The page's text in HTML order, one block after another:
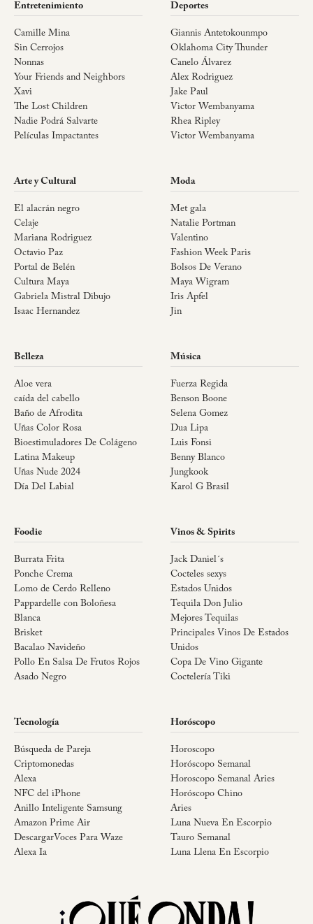
Entretenimiento
Camille Mina
Sin Cerrojos
Nonnas
Your Friends and Neighbors
Xavi
The Lost Children
Nadie Podrá Salvarte
Películas Impactantes
Deportes
Giannis Antetokounmpo
Oklahoma City Thunder
Canelo Álvarez
Alex Rodriguez
Jake Paul
Victor Wembanyama
Rhea Ripley
Victor Wembanyama
Arte y Cultural
El alacrán negro
Celaje
Mariana Rodriguez
Octavio Paz
Portal de Belén
Cultura Maya
Gabriela Mistral Dibujo
Isaac Hernandez
Moda
Met gala
Natalie Portman
Valentino
Fashion Week Paris
Bolsos De Verano
Maya Wigram
Iris Apfel
Jin
Belleza
Aloe vera
caída del cabello
Baño de Afrodita
Uñas Color Rosa
Bioestimuladores De Colágeno
Latina Makeup
Uñas Nude 2024
Día Del Labial
Música
Fuerza Regida
Benson Boone
Selena Gomez
Dua Lipa
Luis Fonsi
Benny Blanco
Jungkook
Karol G Brasil
Foodie
Burrata Frita
Ponche Crema
Lomo de Cerdo Relleno
Pappardelle con Boloñesa
Blanca
Brisket
Bacalao Navideño
Pollo En Salsa De Frutos Rojos
Asado Negro
Vinos & Spirits
Jack Daniel´s
Cocteles sexys
Estados Unidos
Tequila Don Julio
Mejores Tequilas
Principales Vinos De Estados
Unidos
Copa De Vino Gigante
Coctelería Tiki
Tecnología
Búsqueda de Pareja
Criptomonedas
Alexa
NFC del iPhone
Anillo Inteligente Samsung
Amazon Prime Air
DescargarVoces Para Waze
Alexa Ia
Horóscopo
Horoscopo
Horóscopo Semanal
Horoscopo Semanal Aries
Horóscopo Chino
Aries
Luna Nueva En Escorpio
Tauro Semanal
Luna Llena En Escorpio